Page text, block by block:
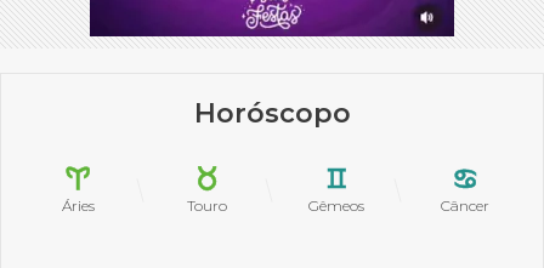
Horóscopo
Áries Touro Gêmeos Câncer